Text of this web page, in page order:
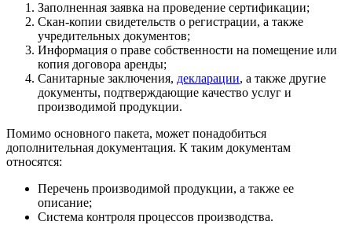
Заполненная заявка на проведение сертификации;
Скан-копии свидетельств о регистрации, а также
учредительных документов;
Информация о праве собственности на помещение или
копия договора аренды;
Санитарные заключения, декларации, а также другие
документы, подтверждающие качество услуг и
производимой продукции.
Помимо основного пакета, может понадобиться
дополнительная документация. К таким документам
относятся:
Перечень производимой продукции, а также ее
описание;
Система контроля процессов производства.